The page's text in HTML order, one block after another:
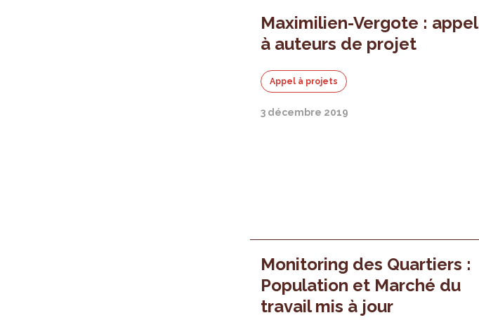
Maximilien-Vergote : appel
à auteurs de projet
Appel à projets
3 décembre 2019
Monitoring des Quartiers :
Population et Marché du
travail mis à jour